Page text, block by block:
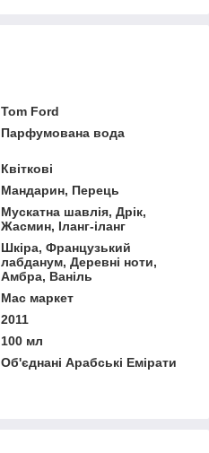
Tom Ford
Парфумована вода
Квіткові
Мандарин, Перець
Мускатна шавлія, Дрік,
Жасмин, Іланг-іланг
Шкіра, Французький
лабданум, Деревні ноти,
Амбра, Ваніль
Мас маркет
2011
100 мл
Об'єднані Арабські Емірати